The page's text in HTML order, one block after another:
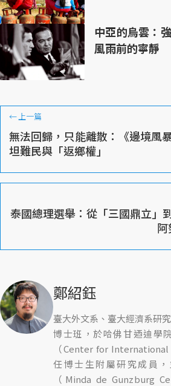
中亞的烏雲：
風雨前的寧靜
← 上一篇
無法回歸，只能離散：《邊境風
坦難民與「返鄉權」
泰國總理選舉：從「三國鼎立」
鄭紹鈺
臺大外文系、臺大經濟系研
博士班，於哈佛甘迺迪學
（Center for
任博士生附屬研究成員
（Minda de Gunzburg